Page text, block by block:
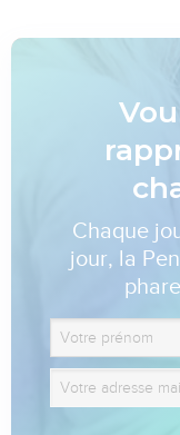
Chaque
jour, la